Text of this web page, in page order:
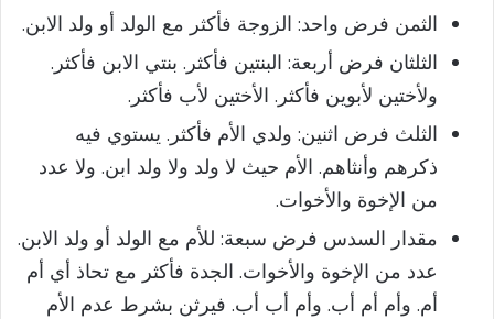
الثمن فرض واحد: الزوجة فأكثر مع الولد أو ولد الابن.
الثلثان فرض أربعة: البنتين فأكثر. بنتي الابن فأكثر.
ولأختين لأبوين فأكثر. الأختين لأب فأكثر.
الثلث فرض اثنين: ولدي الأم فأكثر. يستوي فيه
ذكرهم وأنثاهم. الأم حيث لا ولد ولا ولد ابن. ولا عدد
من الإخوة والأخوات.
مقدار السدس فرض سبعة: للأم مع الولد أو ولد الابن.
عدد من الإخوة والأخوات. الجدة فأكثر مع تحاذ أي أم
أم. وأم أم أب. وأم أب أب. فيرثن بشرط عدم الأم